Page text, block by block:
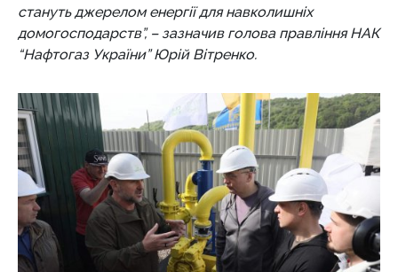
стануть джерелом енергії для навколишніх
домогосподарств”, – зазначив голова правління НАК
“Нафтогаз України” Юрій Вітренко.